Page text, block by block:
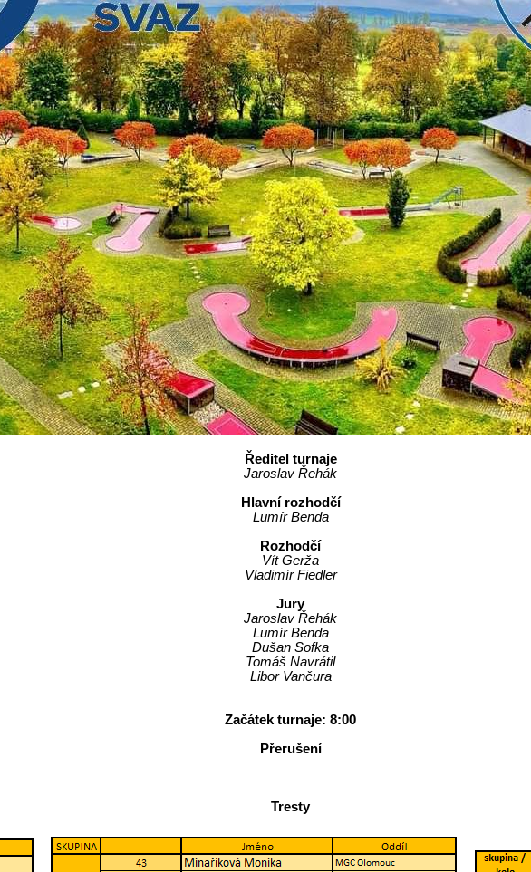
Ředitel turnaje
Jaroslav Řehák
Hlavní rozhodčí
Lumír Benda
Rozhodčí
Vít Gerža
Vladimír Fiedler
Jury
Jaroslav Řehák
Lumír Benda
Dušan Sofka
Tomáš Navrátil
Libor Vančura
Začátek turnaje: 8:00
Přerušení
Tresty